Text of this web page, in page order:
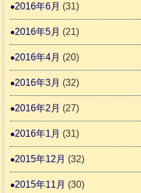
2016年6月 (31)
2016年5月 (21)
2016年4月 (20)
2016年3月 (32)
2016年2月 (27)
2016年1月 (31)
2015年12月 (32)
2015年11月 (30)